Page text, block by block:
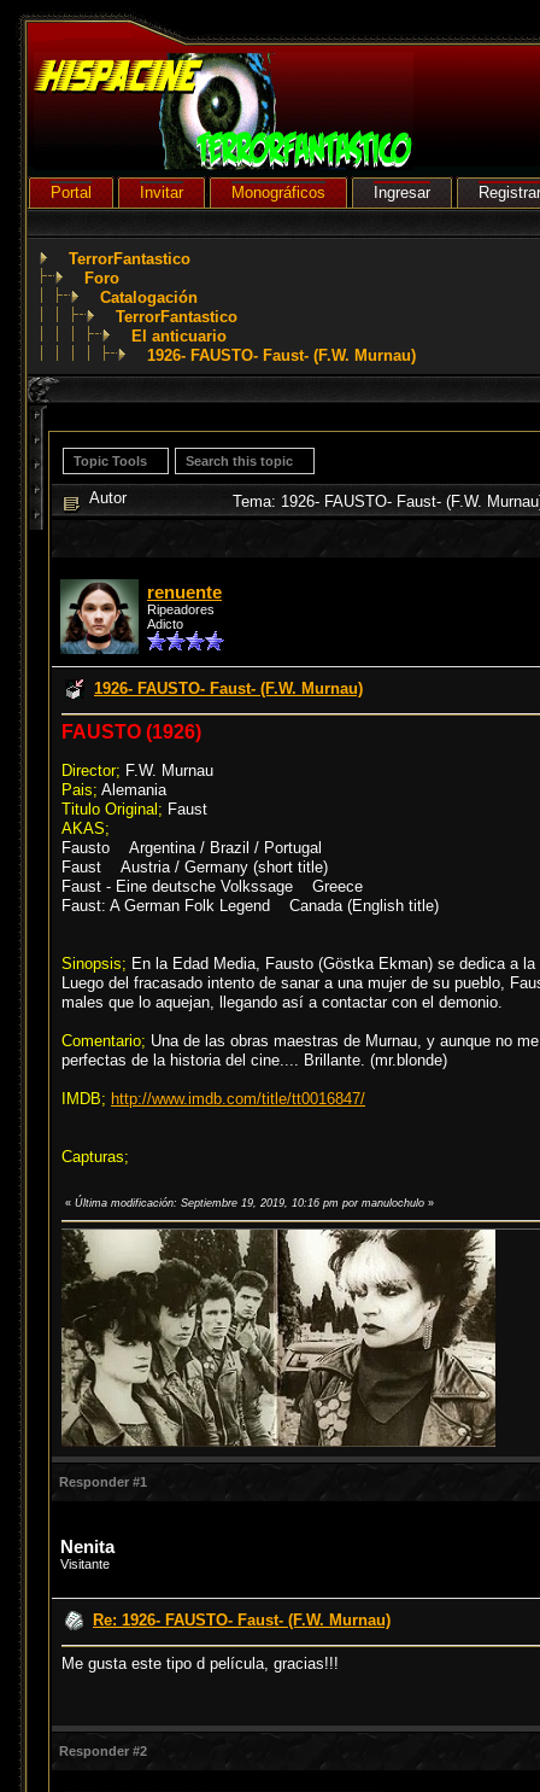
Portal Invitar Monográficos Ingresar
TerrorFantastico
Foro
Catalogación
TerrorFantastico
El anticuario
1926- FAUSTO- Faust- (F.W. Murnau)
Topic Tools Search this topic
Autor Tema: 1926- FAUSTO- Faust- (F.W.
renuente
Ripeadores
Adicto
1926- FAUSTO- Faust- (F.W. Murnau)
FAUSTO (1926)
Director; F.W. Murnau
Pais; Alemania
Titulo Original; Faust
AKAS;
Fausto Argentina / Brazil / Portugal
Faust Austria / Germany (short title)
Faust - Eine deutsche Volkssage Greece
Faust: A German Folk Legend Canada (English title)
Sinopsis; En la Edad Media, Fausto (Göstka Ekman) se dedica a
Luego del fracasado intento de sanar a una mujer de su pueblo,
males que lo aquejan, llegando así a contactar con el demonio.
Comentario; Una de las obras maestras de Murnau, y aunque no
perfectas de la historia del cine.... Brillante. (mr.blonde)
IMDB; http://www.imdb.com/title/tt0016847/
Capturas;
« Última modificación: Septiembre 19, 2019, 10:16 pm por manulochulo »
Responder #1
Nenita
Visitante
Re: 1926- FAUSTO- Faust- (F.W. Murnau)
Me gusta este tipo d película, gracias!!!
Responder #2